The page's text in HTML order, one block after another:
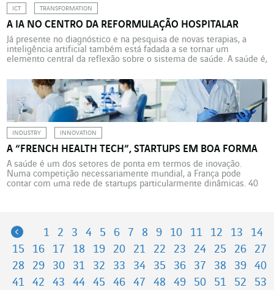
ICT TRANSFORMATION
A IA NO CENTRO DA REFORMULAÇÃO HOSPITALAR
Já presente no diagnóstico e na pesquisa de novas terapias, a
inteligência artificial também está fadada a se tornar um
elemento central da reflexão sobre o sistema de saúde. A saúde é,
maiores esperanças, mas também os mais fortes temores. A
publicação, em março […]
INDUSTRY INNOVATION
A “FRENCH HEALTH TECH”, STARTUPS EM BOA FORMA
A saúde é um dos setores de ponta em termos de inovação.
Numa competição necessariamente mundial, a França pode
contar com uma rede de startups particularmente dinâmicas. 40
Previous
1 2 3 4 5 6 7 8 9 10 11 12 13
14
15
16 17 18 19 20 21 22 23 24 25 26
27
28
29 30 31 32 33 34 35 36 37 38 39
40
41
42 43 44 45 46 47 48 49 50 51 52
53